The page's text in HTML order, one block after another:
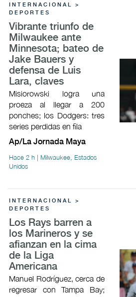
INTERNACIONAL >
DEPORTES
Vibrante triunfo de
Milwaukee ante
Minnesota; bateo de
Jake Bauers y
defensa de Luis
Lara, claves
Misiorowski logra una
proeza al llegar a 200
ponches; los Dodgers: tres
series perdidas en fila
Ap/La Jornada Maya
Hace 2 h | Milwaukee, Estados
Unidos
INTERNACIONAL >
DEPORTES
Los Rays barren a
los Marineros y se
afianzan en la cima
de la Liga
Americana
Manuel Rodríguez, cerca de
regresar con Tampa Bay;